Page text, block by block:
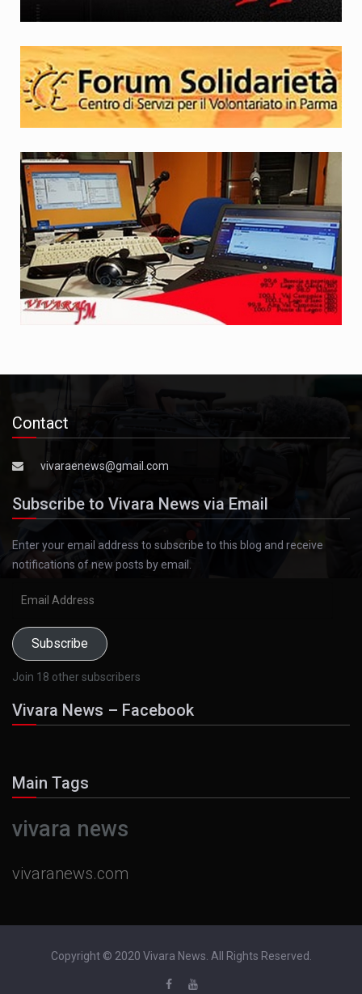
Contact
vivaraenews@gmail.com
Subscribe to Vivara News via Email
Enter your email address to subscribe to this blog and receive
notifications of new posts by email.
Subscribe
Join 18 other subscribers
Vivara News – Facebook
Main Tags
vivara news
vivaranews.com
Copyright © 2020 Vivara News. All Rights Reserved.